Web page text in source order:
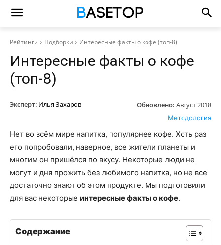
Рейтинги Подборки Интересные факты о кофе (топ-8)
Интересные факты о кофе
(топ-8)
Эксперт: Илья Захаров Обновлено: Август 2018
Методология
Нет во всём мире напитка, популярнее кофе. Хоть раз
его попробовали, наверное, все жители планеты и
многим он пришёлся по вкусу. Некоторые люди не
могут и дня прожить без любимого напитка, но не все
достаточно знают об этом продукте. Мы подготовили
для вас некоторые интересные факты о кофе.
Содержание